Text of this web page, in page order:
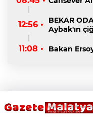
12:56 •
BEKAR
Aybak'ın
11:08 • Bakan